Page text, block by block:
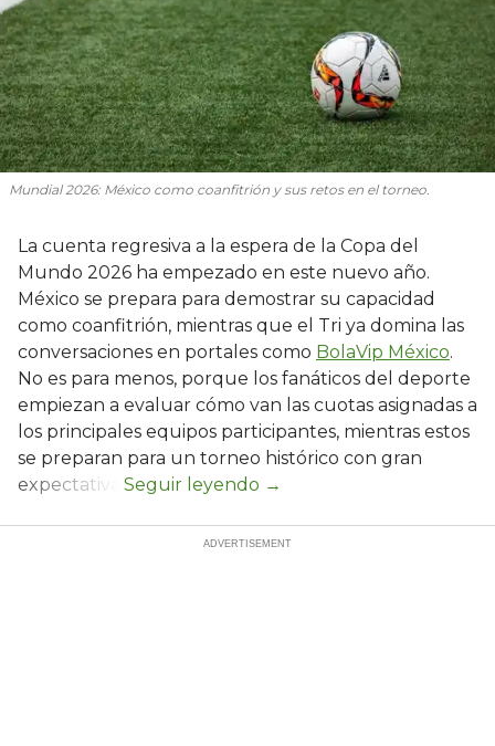
Mundial 2026: México como coanfitrión y sus retos en el torneo.
La cuenta regresiva a la espera de la Copa del
Mundo 2026 ha empezado en este nuevo año.
México se prepara para demostrar su capacidad
como coanfitrión, mientras que el Tri ya domina las
conversaciones en portales como BolaVip México.
No es para menos, porque los fanáticos del deporte
empiezan a evaluar cómo van las cuotas asignadas a
los principales equipos participantes, mientras estos
se preparan para un torneo histórico con gran
expectativa.